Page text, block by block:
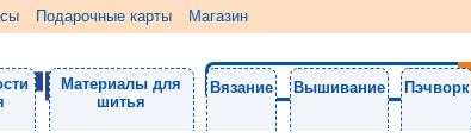
Подарочные карты Магазин
Материалы для
шитья
Вязание Вышивание Пэчворк